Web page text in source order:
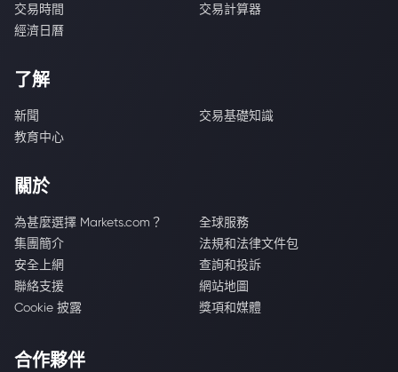
交易時間
交易計算器
經濟日曆
了解
新聞
交易基礎知識
教育中心
關於
為甚麼選擇 Markets.com？
全球服務
集團簡介
法規和法律文件包
安全上網
查詢和投訴
聯絡支援
網站地圖
Cookie 披露
獎項和媒體
合作夥伴